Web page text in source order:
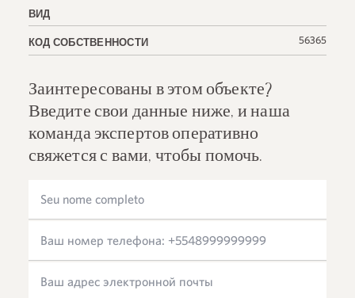
ВИД
КОД СОБСТВЕННОСТИ 56365
Заинтересованы в этом объекте?
Введите свои данные ниже, и наша
команда экспертов оперативно
свяжется с вами, чтобы помочь.